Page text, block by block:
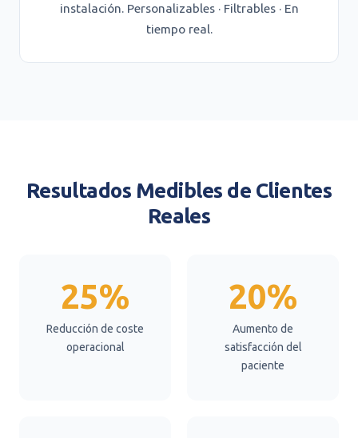
instalación. Personalizables · Filtrables · En
tiempo real.
Resultados Medibles de Clientes
Reales
25%
Reducción de coste
operacional
20%
Aumento de
satisfacción del
paciente